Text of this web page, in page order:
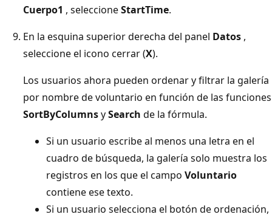
Cuerpo1 , seleccioneStartTime.
En la esquina superior derecha del panel Datos ,
seleccione el icono cerrar (X).
Los usuarios ahora pueden ordenar y filtrar la galería
por nombre de voluntario en función de las funciones
SortByColumnsySearch de la fórmula.
Si un usuario escribe al menos una letra en el
cuadro de búsqueda, la galería solo muestra los
registros en los que el campo Voluntario
contiene ese texto.
Si un usuario selecciona el botón de ordenación,